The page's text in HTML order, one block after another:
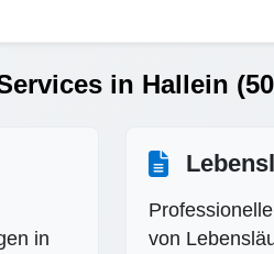
in Hallein
in
von